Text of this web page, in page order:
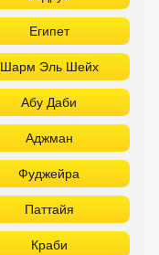
Египет
Шарм Эль Шейх
Абу Даби
Аджман
Фуджейра
Паттайя
Краби